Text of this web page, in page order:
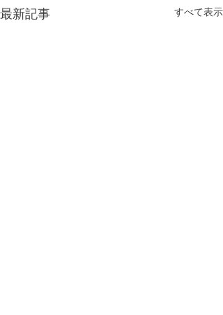
最新記事 すべて表示